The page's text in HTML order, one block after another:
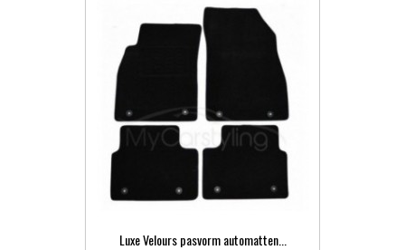
Luxe Velours pasvorm automatten...